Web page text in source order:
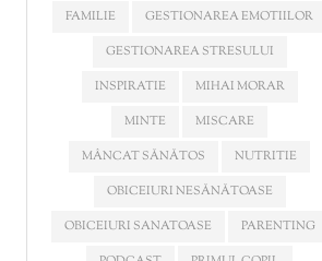
FAMILIE
GESTIONAREA EMOTIILOR
GESTIONAREA STRESULUI
INSPIRATIE
MIHAI MORAR
MINTE
MISCARE
MÂNCAT SĂNĂTOS
NUTRITIE
OBICEIURI NESĂNĂTOASE
OBICEIURI SANATOASE
PARENTING